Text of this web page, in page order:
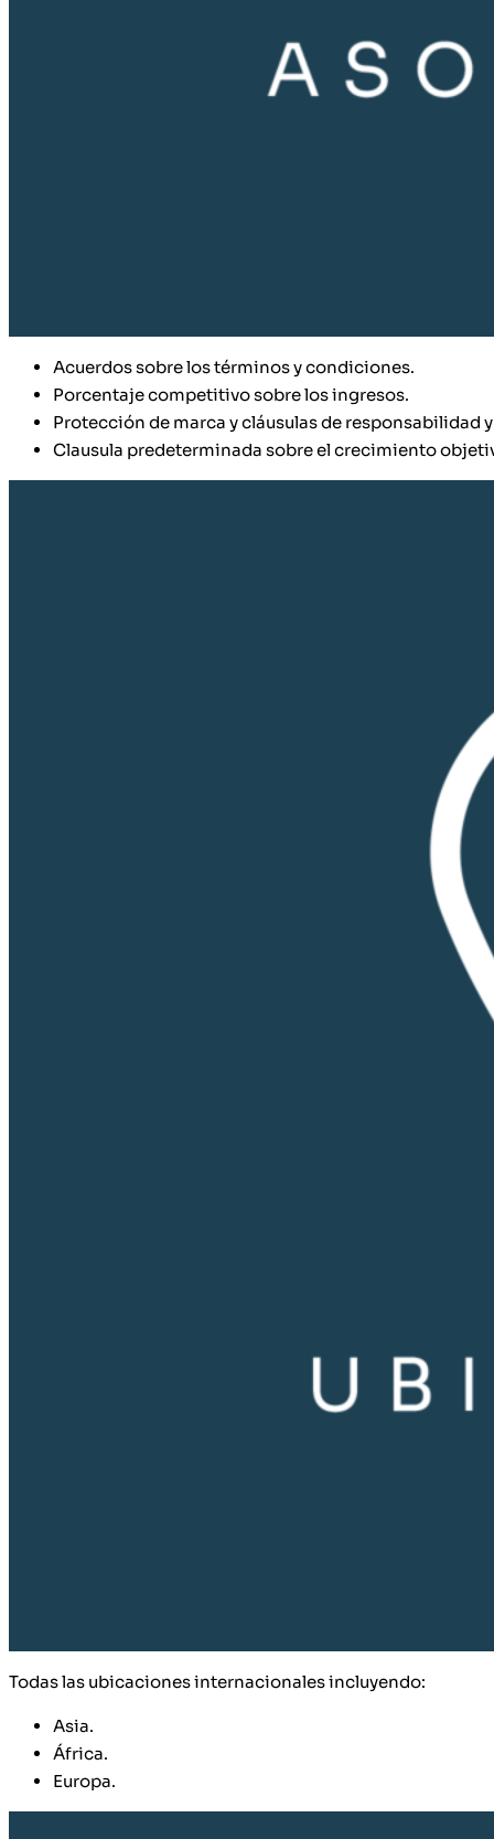
Acuerdos sobre los términos y condiciones.
Porcentaje competitivo sobre los ingresos.
Protección de marca y cláusulas de responsabilidad
Clausula predeterminada sobre el crecimiento
Todas las ubicaciones internacionales incluyendo:
Asia.
África.
Europa.